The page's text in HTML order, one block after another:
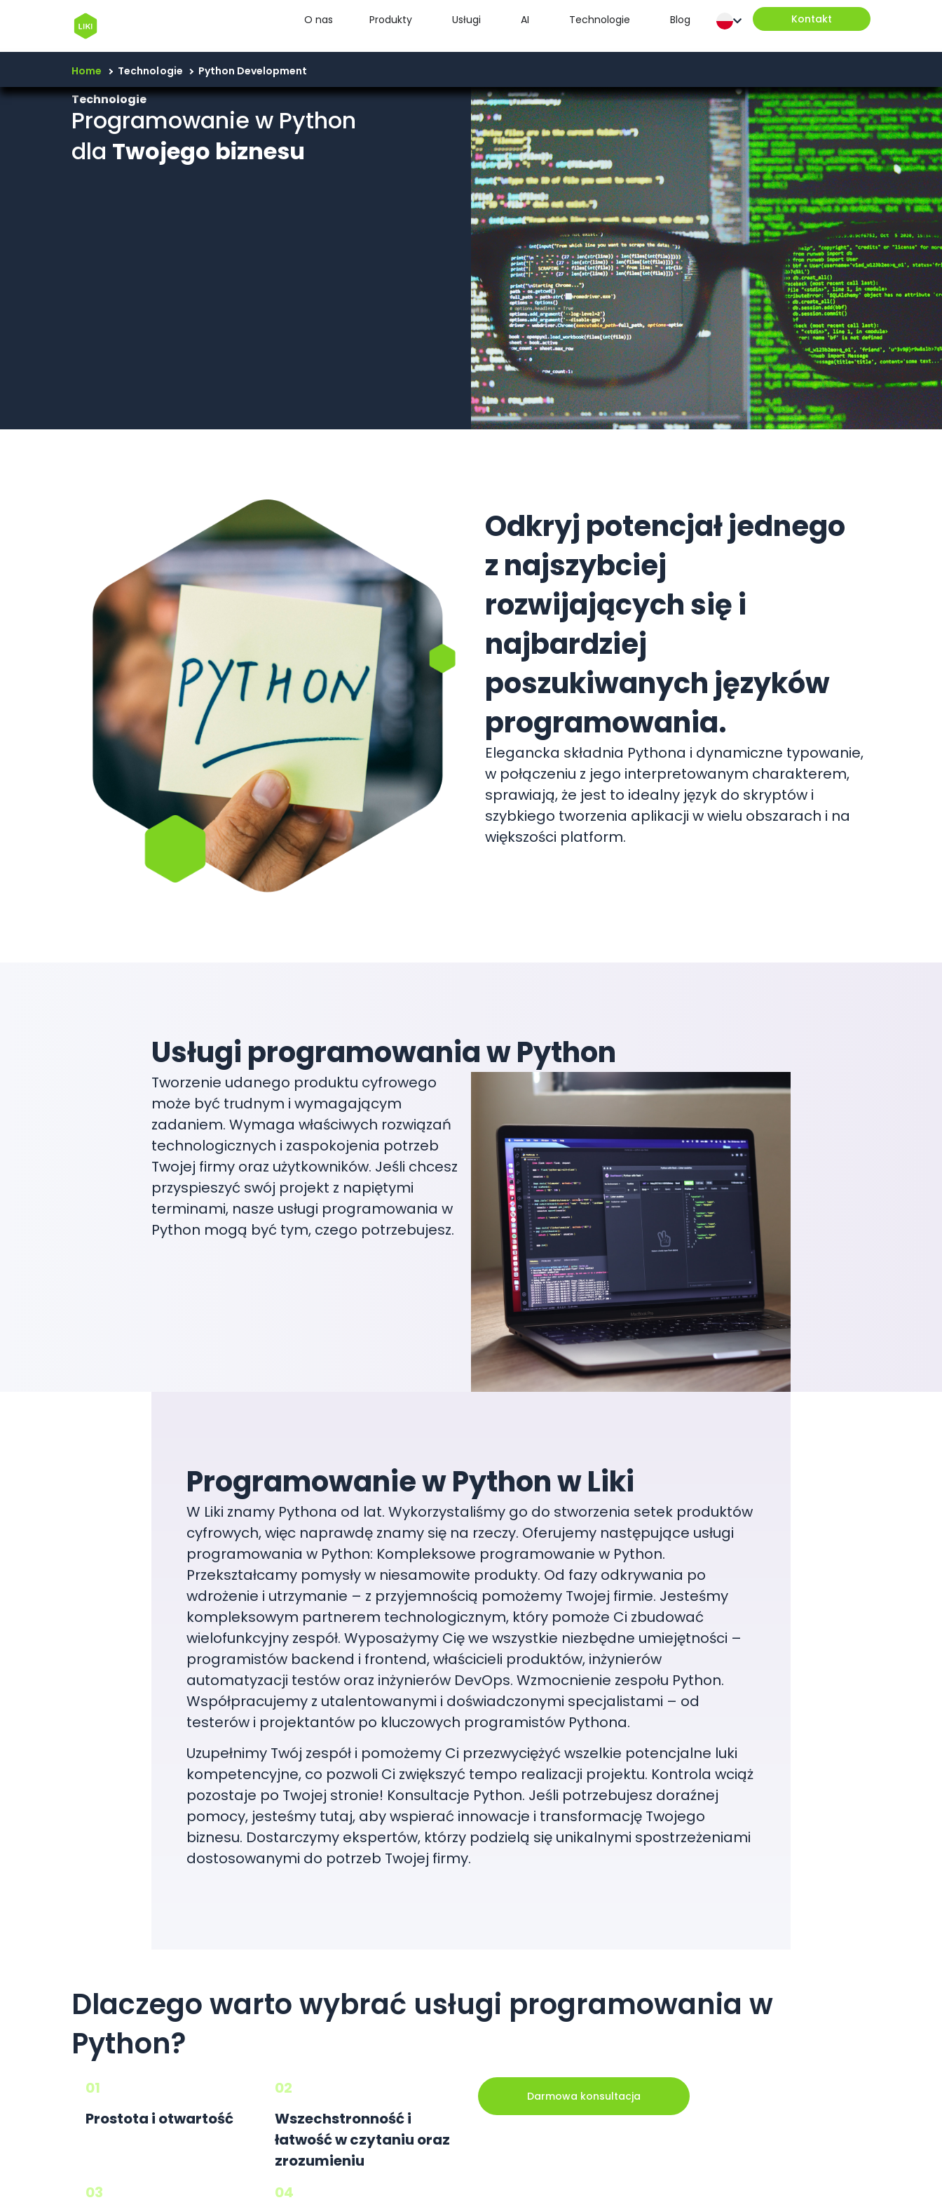
O nas Produkty Usługi AI Technologie Blog Kontakt
Home Technologie Python Development
Technologie
Programowanie w Python
dla Twojego biznesu
Odkryj potencjał jednego
z najszybciej
rozwijających się i
najbardziej
poszukiwanych języków
programowania.
Elegancka składnia Pythona i dynamiczne typowanie,
w połączeniu z jego interpretowanym charakterem,
sprawiają, że jest to idealny język do skryptów i
szybkiego tworzenia aplikacji w wielu obszarach i na
większości platform.
Usługi programowania w Python
Tworzenie udanego produktu cyfrowego
może być trudnym i wymagającym
zadaniem. Wymaga właściwych rozwiązań
technologicznych i zaspokojenia potrzeb
Twojej firmy oraz użytkowników. Jeśli chcesz
przyspieszyć swój projekt z napiętymi
terminami, nasze usługi programowania w
Python mogą być tym, czego potrzebujesz.
Programowanie w Python w Liki
W Liki znamy Pythona od lat. Wykorzystaliśmy go do stworzenia setek produktów
cyfrowych, więc naprawdę znamy się na rzeczy. Oferujemy następujące usługi
programowania w Python: Kompleksowe programowanie w Python.
Przekształcamy pomysły w niesamowite produkty. Od fazy odkrywania po
wdrożenie i utrzymanie – z przyjemnością pomożemy Twojej firmie. Jesteśmy
kompleksowym partnerem technologicznym, który pomoże Ci zbudować
wielofunkcyjny zespół. Wyposażymy Cię we wszystkie niezbędne umiejętności –
programistów backend i frontend, właścicieli produktów, inżynierów
automatyzacji testów oraz inżynierów DevOps. Wzmocnienie zespołu Python.
Współpracujemy z utalentowanymi i doświadczonymi specjalistami – od
testerów i projektantów po kluczowych programistów Pythona.
Uzupełnimy Twój zespół i pomożemy Ci przezwyciężyć wszelkie potencjalne luki
kompetencyjne, co pozwoli Ci zwiększyć tempo realizacji projektu. Kontrola wciąż
pozostaje po Twojej stronie! Konsultacje Python. Jeśli potrzebujesz doraźnej
pomocy, jesteśmy tutaj, aby wspierać innowacje i transformację Twojego
biznesu. Dostarczymy ekspertów, którzy podzielą się unikalnymi spostrzeżeniami
dostosowanymi do potrzeb Twojej firmy.
Dlaczego warto wybrać usługi programowania w
Python?
01
Prostota i otwartość
02
Wszechstronność i
łatwość w czytaniu oraz
zrozumieniu
03
04
Darmowa konsultacja